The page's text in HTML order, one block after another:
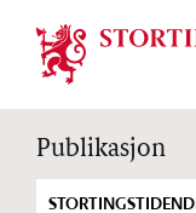
Publikasjon